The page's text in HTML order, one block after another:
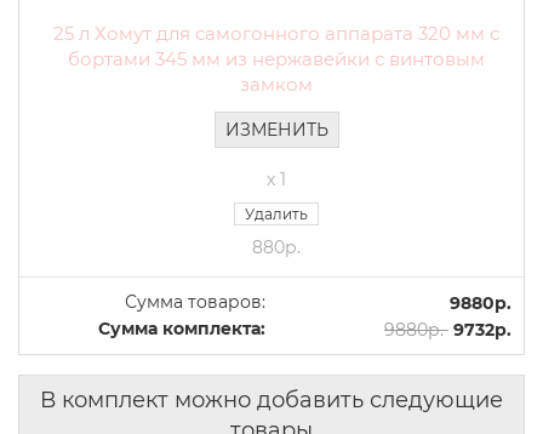
25 л Хомут для самогонного аппарата 320 мм с
бортами 345 мм из нержавейки с винтовым
замком
ИЗМЕНИТЬ
x 1
Удалить
880р.
Сумма товаров:
9880р.
Сумма комплекта:
9880р. 9732р.
В комплект можно добавить следующие